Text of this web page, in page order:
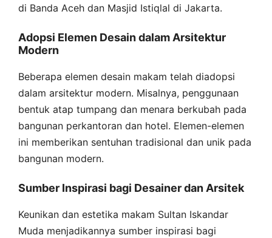
di Banda Aceh dan Masjid Istiqlal di Jakarta.
Adopsi Elemen Desain dalam Arsitektur
Modern
Beberapa elemen desain makam telah diadopsi
dalam arsitektur modern. Misalnya, penggunaan
bentuk atap tumpang dan menara berkubah pada
bangunan perkantoran dan hotel. Elemen-elemen
ini memberikan sentuhan tradisional dan unik pada
bangunan modern.
Sumber Inspirasi bagi Desainer dan Arsitek
Keunikan dan estetika makam Sultan Iskandar
Muda menjadikannya sumber inspirasi bagi